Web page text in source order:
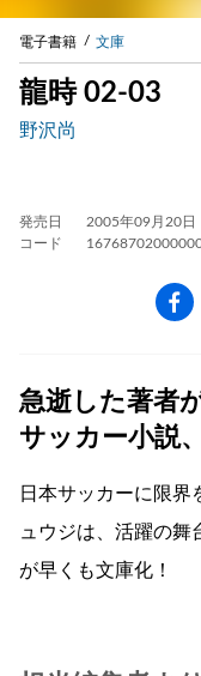
電子書籍 文庫
龍時 02-03
野沢尚
発売日
2005年09月20日
コード
急逝した著者
サッカー小説
日本サッカーに限界
ュウジは、活躍の舞
が早くも文庫化！